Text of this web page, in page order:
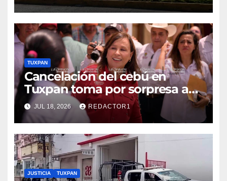
TUXPAN
Cancelación del cebú en
Tuxpan toma por sorpresa a
Nahle
JUL 18, 2026 REDACTOR1
JUSTICIA TUXPAN